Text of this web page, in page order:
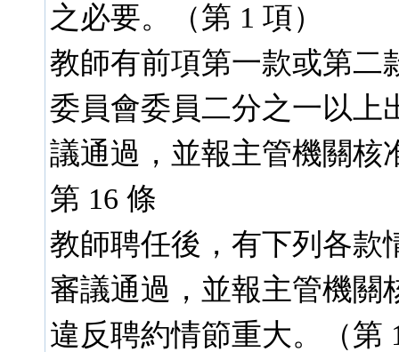
之必要。（第 1 項）
教師有前項第一款或第二
委員會委員二分之一以上
議通過，並報主管機關核
第 16 條
教師聘任後，有下列各款
審議通過，並報主管機關
違反聘約情節重大。（第